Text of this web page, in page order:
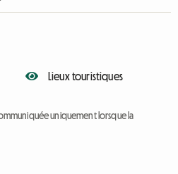
Lieux touristiques
uniquement lorsque la